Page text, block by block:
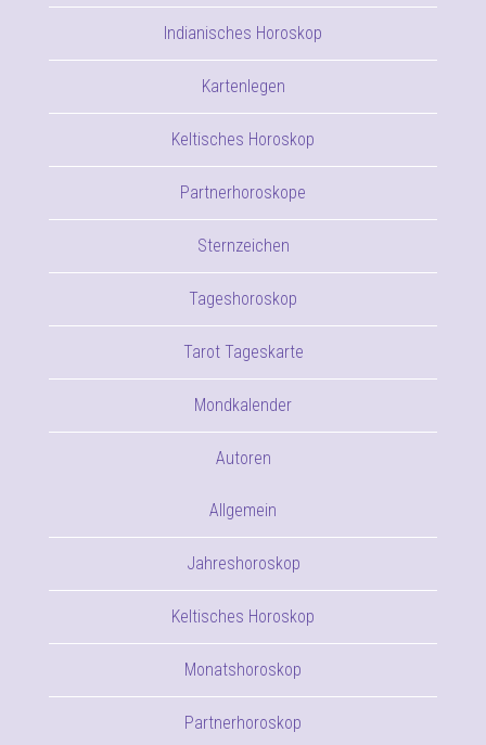
Indianisches Horoskop
Kartenlegen
Keltisches Horoskop
Partnerhoroskope
Sternzeichen
Tageshoroskop
Tarot Tageskarte
Mondkalender
Autoren
Allgemein
Jahreshoroskop
Keltisches Horoskop
Monatshoroskop
Partnerhoroskop